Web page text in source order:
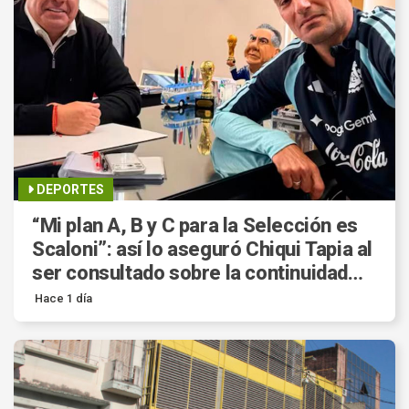
DEPORTES
“Mi plan A, B y C para la Selección es
Scaloni”: así lo aseguró Chiqui Tapia al
ser consultado sobre la continuidad
del entrenador.
Hace 1 día